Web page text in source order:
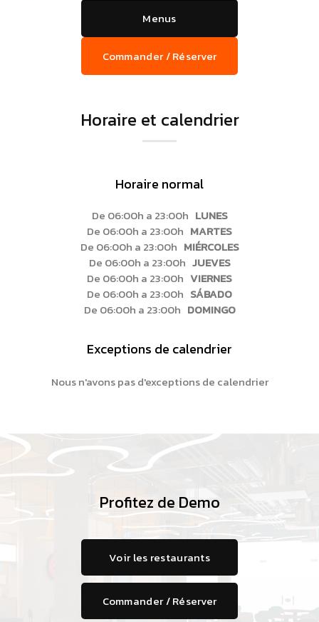
Menus
Commander / Réserver
Horaire et calendrier
Horaire normal
De 06:00h a 23:00h LUNES
De 06:00h a 23:00h MARTES
De 06:00h a 23:00h MIÉRCOLES
De 06:00h a 23:00h JUEVES
De 06:00h a 23:00h VIERNES
De 06:00h a 23:00h SÁBADO
De 06:00h a 23:00h DOMINGO
Exceptions de calendrier
Nous n'avons pas d'exceptions de calendrier
Profitez de Demo
Voir les restaurants
Commander / Réserver